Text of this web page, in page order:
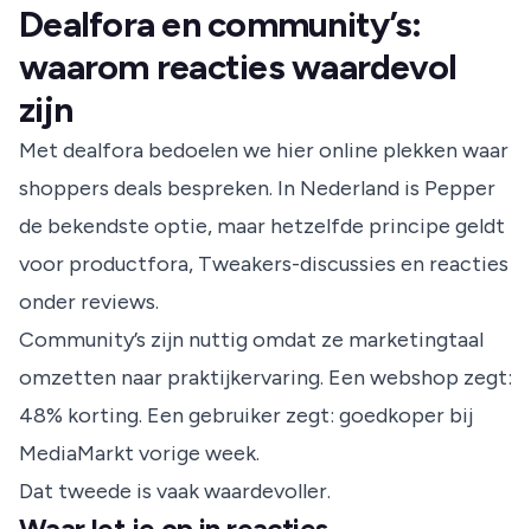
Dealfora en community’s:
waarom reacties waardevol
zijn
Met dealfora bedoelen we hier online plekken waar
shoppers deals bespreken. In Nederland is Pepper
de bekendste optie, maar hetzelfde principe geldt
voor productfora, Tweakers-discussies en reacties
onder reviews.
Community’s zijn nuttig omdat ze marketingtaal
omzetten naar praktijkervaring. Een webshop zegt:
48% korting. Een gebruiker zegt: goedkoper bij
MediaMarkt vorige week.
Dat tweede is vaak waardevoller.